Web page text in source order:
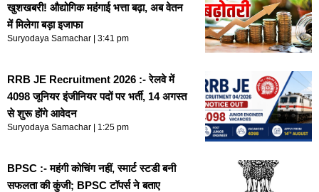
खुशखबरी! औद्योगिक महंगाई भत्ता बढ़ा, अब वेतन
में मिलेगा बड़ा इजाफा
Suryodaya Samachar 3:41 pm
RRB JE Recruitment 2026 :- रेलवे में
4098 जूनियर इंजीनियर पदों पर भर्ती, 14 अगस्त
से शुरू होंगे आवेदन
Suryodaya Samachar 1:25 pm
BPSC :- महंगी कोचिंग नहीं, स्मार्ट स्टडी बनी
सफलता की कुंजी; BPSC टॉपर्स ने बताए